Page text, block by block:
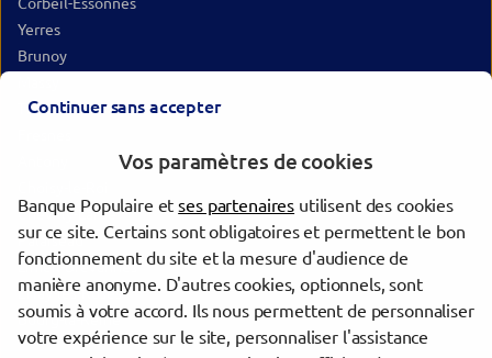
Yerres
Brunoy
Thiais
Chevilly-Larue
Palaiseau
Limeil-Brévannes
L'Haÿ-les-Roses
Bourg-la-Reine
Continuer sans accepter
Vos paramètres de cookies
Banque Populaire etses partenaires utilisent des cookies
sur ce site. Certains sont obligatoires et permettent le bon
fonctionnement du site et la mesure d'audience de
manière anonyme. D'autres cookies, optionnels, sont
soumis à votre accord. Ils nous permettent de personnaliser
votre expérience sur le site, personnaliser l'assistance